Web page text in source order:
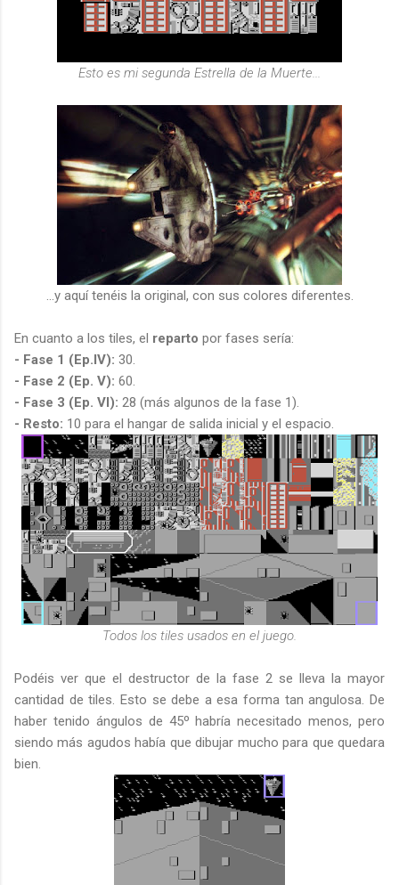
Esto es mi segunda Estrella de la Muerte...
...y aquí tenéis la original, con sus colores diferentes.
En cuanto a los tiles, el reparto por fases sería:
- Fase 1 (Ep.IV): 30.
- Fase 2 (Ep. V): 60.
- Fase 3 (Ep. VI): 28 (más algunos de la fase 1).
- Resto: 10 para el hangar de salida inicial y el espacio.
Todos los tiles usados en el juego.
Podéis ver que el destructor de la fase 2 se lleva la mayor
cantidad de tiles. Esto se debe a esa forma tan angulosa. De
haber tenido ángulos de 45º habría necesitado menos, pero
siendo más agudos había que dibujar mucho para que quedara
bien.